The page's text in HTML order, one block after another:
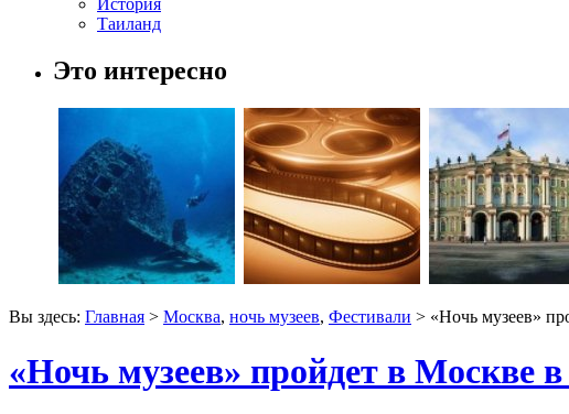
Таиланд
Это интересно
Вы здесь: Главная > Москва, ночь музеев, Фестивали > «Ночь музеев»
«Ночь музеев» пройдет в Москве